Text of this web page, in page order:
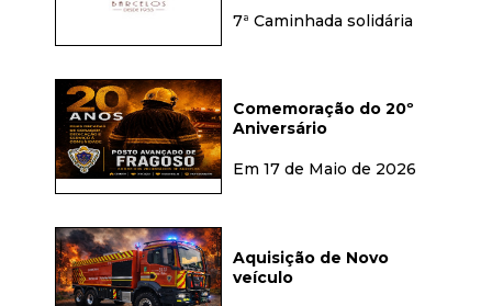
7ª Caminhada solidária
Comemoração do 20º
Aniversário
Em 17 de Maio de 2026
Aquisição de Novo
veículo